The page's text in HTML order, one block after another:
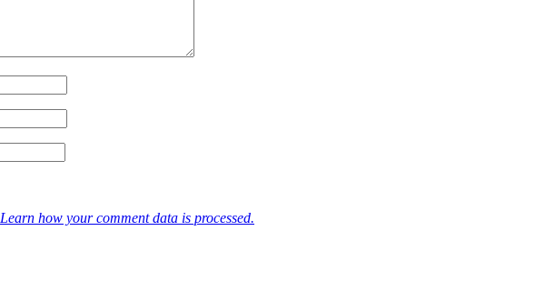
Learn how your comment data is processed.